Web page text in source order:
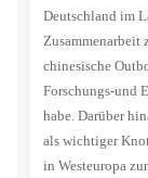
Deutschland im
Zusammenarbeit
chinesische
Forschungs-und
habe. Darüber
als wichtiger
in Westeuropa